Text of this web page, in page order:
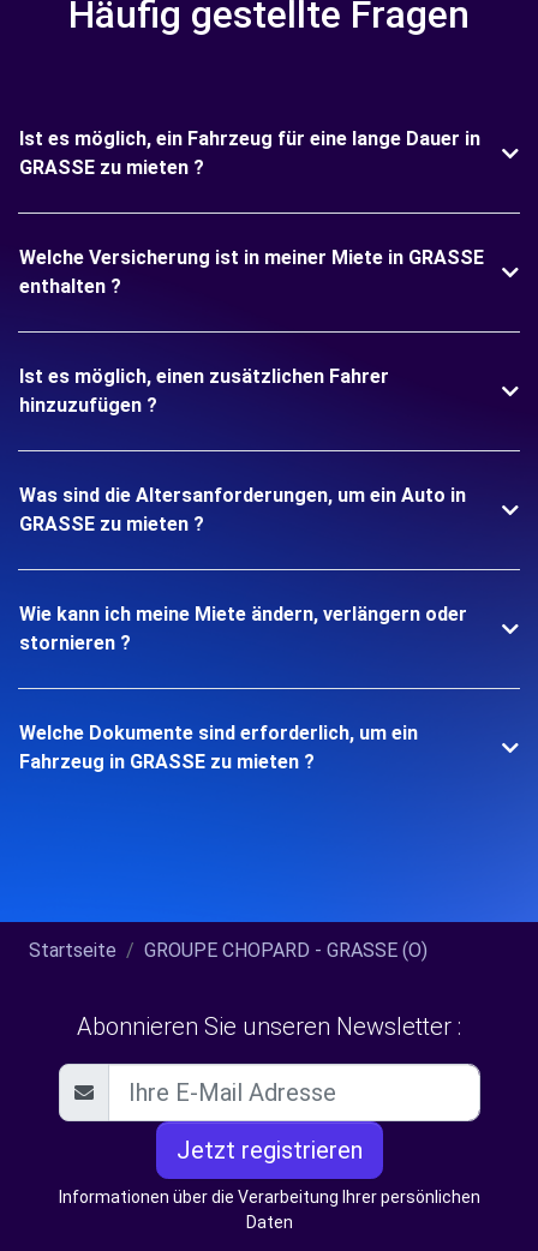
Häufig gestellte Fragen
Ist es möglich, ein Fahrzeug für eine lange Dauer in
GRASSE zu mieten ?
Welche Versicherung ist in meiner Miete in GRASSE
enthalten ?
Ist es möglich, einen zusätzlichen Fahrer
hinzuzufügen ?
Was sind die Altersanforderungen, um ein Auto in
GRASSE zu mieten ?
Wie kann ich meine Miete ändern, verlängern oder
stornieren ?
Welche Dokumente sind erforderlich, um ein
Fahrzeug in GRASSE zu mieten ?
Startseite GROUPE CHOPARD - GRASSE (O)
Abonnieren Sie unseren Newsletter :
Jetzt registrieren
Informationen über die Verarbeitung Ihrer persönlichen
Daten